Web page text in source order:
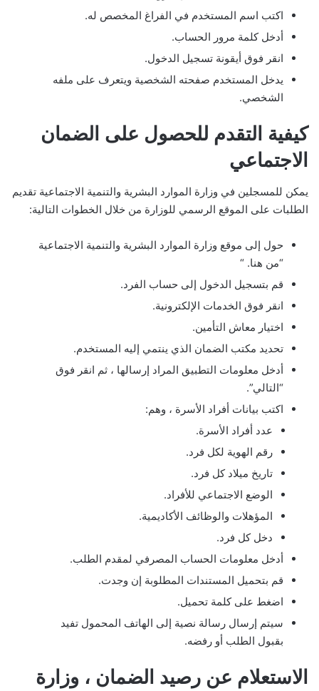
اكتب اسم المستخدم في الفراغ المخصص له.
أدخل كلمة مرور الحساب.
انقر فوق أيقونة تسجيل الدخول.
يدخل المستخدم صفحته الشخصية ويتعرف على ملفه
الشخصي.
كيفية التقدم للحصول على الضمان
الاجتماعي
يمكن للمسجلين في وزارة الموارد البشرية والتنمية الاجتماعية تقديم
الطلبات على الموقع الرسمي للوزارة من خلال الخطوات التالية:
حول إلى موقع وزارة الموارد البشرية والتنمية الاجتماعية
“من هنا. “
قم بتسجيل الدخول إلى حساب الفرد.
انقر فوق الخدمات الإلكترونية.
اختيار معاش التأمين.
تحديد مكتب الضمان الذي ينتمي إليه المستخدم.
أدخل معلومات التطبيق المراد إرسالها ، ثم انقر فوق
“التالي”.
اكتب بيانات أفراد الأسرة ، وهم:
عدد أفراد الأسرة.
رقم الهوية لكل فرد.
تاريخ ميلاد كل فرد.
الوضع الاجتماعي للأفراد.
المؤهلات والوظائف الأكاديمية.
دخل كل فرد.
أدخل معلومات الحساب المصرفي لمقدم الطلب.
قم بتحميل المستندات المطلوبة إن وجدت.
اضغط على كلمة تحميل.
سيتم إرسال رسالة نصية إلى الهاتف المحمول تفيد
بقبول الطلب أو رفضه.
الاستعلام عن رصيد الضمان ، وزارة